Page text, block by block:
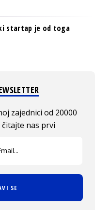
startap je od toga
zajednici od 20000
nas prvi
SE